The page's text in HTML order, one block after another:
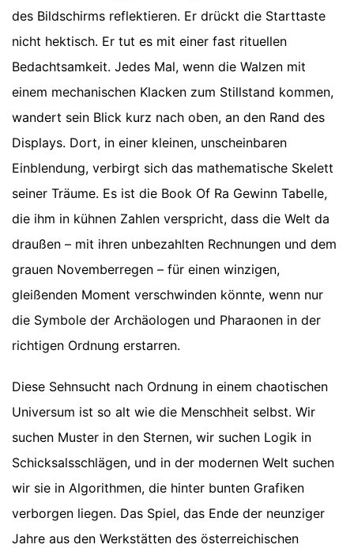
des Bildschirms reflektieren. Er drückt die Starttaste
nicht hektisch. Er tut es mit einer fast rituellen
Bedachtsamkeit. Jedes Mal, wenn die Walzen mit
einem mechanischen Klacken zum Stillstand kommen,
wandert sein Blick kurz nach oben, an den Rand des
Displays. Dort, in einer kleinen, unscheinbaren
Einblendung, verbirgt sich das mathematische Skelett
seiner Träume. Es ist die Book Of Ra Gewinn Tabelle,
die ihm in kühnen Zahlen verspricht, dass die Welt da
draußen – mit ihren unbezahlten Rechnungen und dem
grauen Novemberregen – für einen winzigen,
gleißenden Moment verschwinden könnte, wenn nur
die Symbole der Archäologen und Pharaonen in der
richtigen Ordnung erstarren.
Diese Sehnsucht nach Ordnung in einem chaotischen
Universum ist so alt wie die Menschheit selbst. Wir
suchen Muster in den Sternen, wir suchen Logik in
Schicksalsschlägen, und in der modernen Welt suchen
wir sie in Algorithmen, die hinter bunten Grafiken
verborgen liegen. Das Spiel, das Ende der neunziger
Jahre aus den Werkstätten des österreichischen